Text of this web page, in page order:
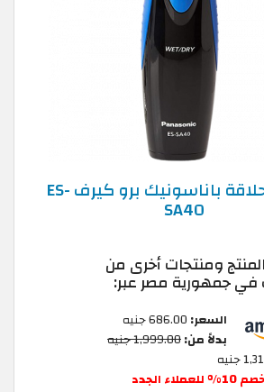
ماكينة حلاقة باناسونيك برو كيرف ES-
SA40
ومنتجات أخرى من
في جمهورية مصر عبر:
السعر:
بدلاً من:1,999.00 جنيه
جنيه
الجدد